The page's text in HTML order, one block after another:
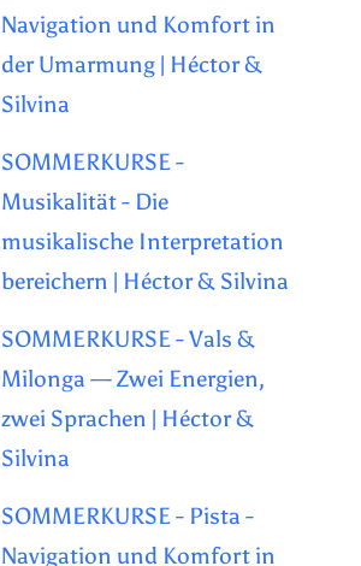
Navigation und Komfort in
der Umarmung | Héctor &
Silvina
SOMMERKURSE -
Musikalität - Die
musikalische Interpretation
bereichern | Héctor & Silvina
SOMMERKURSE - Vals &
Milonga — Zwei Energien,
zwei Sprachen | Héctor &
Silvina
SOMMERKURSE - Pista -
Navigation und Komfort in